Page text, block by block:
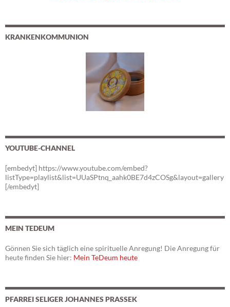
KRANKENKOMMUNION
YOUTUBE-CHANNEL
[embedyt] https://www.youtube.com/embed?
listType=playlist&list=UUaSPtnq_aahk0BE7d4zCOSg&layout=gallery
[/embedyt]
MEIN TEDEUM
Gönnen Sie sich täglich eine spirituelle Anregung! Die Anregung für
heute finden Sie hier: Mein TeDeum heute
PFARREI SELIGER JOHANNES PRASSEK